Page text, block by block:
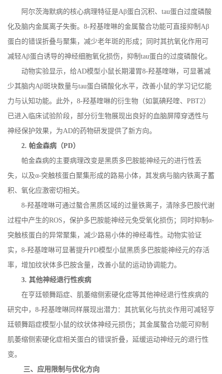
阿尔茨海默病的核心病理特征是Aβ蛋白沉积、 tau蛋白过度磷酸
化及脑内金属离子失衡。 8-羟基喹啉的金属螯合功能可直接抑制 Aβ
蛋白的错误折叠与聚集，减少老年斑的形成；同时其抗氧化作用可
减轻Aβ蛋白诱导的神经细胞氧化损伤，抑制 tau蛋白的过度磷酸化。
动物实验显示，给AD模型小鼠长期灌胃8-羟基喹啉，可显著减
少其脑内Aβ斑块数量与tau蛋白磷酸化水平，改善小鼠的学习记忆能
力与认知功能。此外， 8-羟基喹啉的衍生物（如氯碘羟喹、 PBT2）
已进入临床试验阶段，部分衍生物展现出良好的血脑屏障穿透性与
神经保护效果，为AD的药物研发提供了新方向。
2. 帕金森病（PD）
帕金森病的主要病理改变是黑质多巴胺能神经元的进行性丢
失，以及α-突触核蛋白聚集形成的路易小体，其发病与脑内铁离子蓄
积、氧化应激密切相关。
8-羟基喹啉可通过螯合黑质区域的过量铁离子，清除多巴胺代谢
过程中产生的ROS ，保护多巴胺能神经元免受氧化损伤；同时抑制α-
突触核蛋白的异常聚集，减少路易小体的神经毒性。动物实验证
实， 8-羟基喹啉可显著提升PD模型小鼠黑质多巴胺能神经元的存活
率，增加纹状体多巴胺含量，改善小鼠的运动协调能力。
3.其他神经退行性疾病
在亨廷顿舞蹈症、肌萎缩侧索硬化症等其他神经退行性疾病的
研究中， 8-羟基喹啉同样展现出潜力：其抗氧化与抗炎作用可减轻亨
廷顿舞蹈症模型小鼠的纹状体神经元损伤；其金属螯合功能可抑制
肌萎缩侧索硬化症相关蛋白的错误折叠，延缓运动神经元的退行性
变。
三、应用限制与优化方向